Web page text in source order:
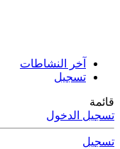
آخر النشاطات
تسجيل
قائمة
تسجيل الدخول
تسجيل